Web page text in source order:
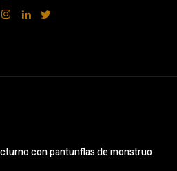
con pantunflas de monstruo